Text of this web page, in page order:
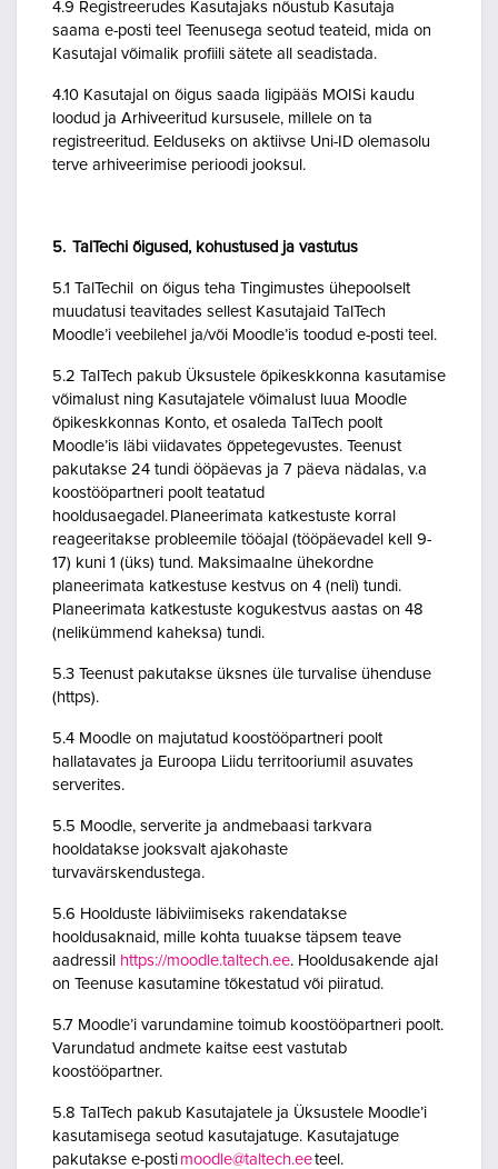
4.9 Registreerudes Kasutajaks nõustub Kasutaja
saama e-posti teel Teenusega seotud teateid, mida on
Kasutajal võimalik profiili sätete all seadistada.
4.10 Kasutajal on õigus saada ligipääs MOISi kaudu
loodud ja Arhiveeritud kursusele, millele on ta
registreeritud. Eelduseks on aktiivse Uni-ID olemasolu
terve arhiveerimise perioodi jooksul.
5. TalTechi õigused, kohustused ja vastutus
5.1 TalTechil on õigus teha Tingimustes ühepoolselt
muudatusi teavitades sellest Kasutajaid TalTech
Moodle’i veebilehel ja/või Moodle’is toodud e-posti teel.
5.2 TalTech pakub Üksustele õpikeskkonna kasutamise
võimalust ning Kasutajatele võimalust luua Moodle
õpikeskkonnas Konto, et osaleda TalTech poolt
Moodle’is läbi viidavates õppetegevustes. Teenust
pakutakse 24 tundi ööpäevas ja 7 päeva nädalas, v.a
koostööpartneri poolt teatatud
hooldusaegadel. Planeerimata katkestuste korral
reageeritakse probleemile tööajal (tööpäevadel kell 9-
17) kuni 1 (üks) tund. Maksimaalne ühekordne
planeerimata katkestuse kestvus on 4 (neli) tundi.
Planeerimata katkestuste kogukestvus aastas on 48
(nelikümmend kaheksa) tundi.
5.3 Teenust pakutakse üksnes üle turvalise ühenduse
(https).
5.4 Moodle on majutatud koostööpartneri poolt
hallatavates ja Euroopa Liidu territooriumil asuvates
serverites.
5.5 Moodle, serverite ja andmebaasi tarkvara
hooldatakse jooksvalt ajakohaste
turvavärskendustega.
5.6 Hoolduste läbiviimiseks rakendatakse
hooldusaknaid, mille kohta tuuakse täpsem teave
aadressil https://moodle.taltech.ee. Hooldusakende ajal
on Teenuse kasutamine tõkestatud või piiratud.
5.7 Moodle’i varundamine toimub koostööpartneri poolt.
Varundatud andmete kaitse eest vastutab
koostööpartner.
5.8 TalTech pakub Kasutajatele ja Üksustele Moodle’i
kasutamisega seotud kasutajatuge. Kasutajatuge
pakutakse e-posti moodle@taltech.eeteel.